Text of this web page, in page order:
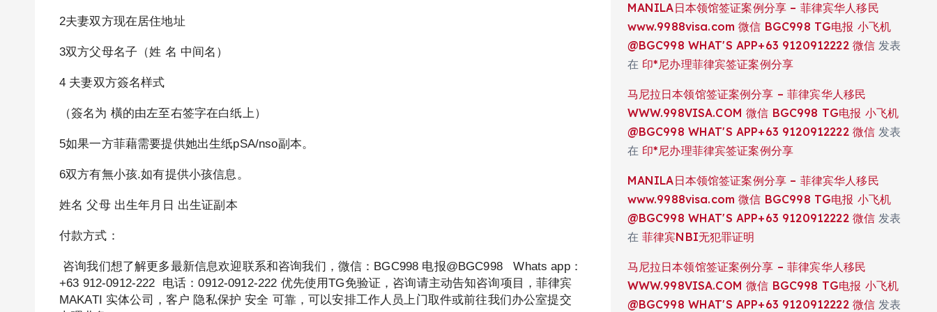
2夫妻双方现在居住地址
3双方父母名子（姓 名 中间名）
4 夫妻双方簽名样式
（簽名为 橫的由左至右签字在白纸上）
5如果一方菲藉需要提供她出生纸pSA/nso副本。
6双方有無小孩.如有提供小孩信息。
姓名 父母 出生年月日 出生证副本
付款方式：
咨询我们想了解更多最新信息欢迎联系和咨询我们，微信：BGC998 电报@BGC998 Whats app：
+63 912-0912-222 电话：0912-0912-222 优先使用TG免验证，咨询请主动告知咨询项目，菲律宾
MAKATI 实体公司，客户 隐私保护 安全 可靠，可以安排工作人员上门取件或前往我们办公室提交
MANILA日本领馆签证案例分享 – 菲律宾华人移民
www.9988visa.com 微信 BGC998 TG电报 小飞机
@BGC998 WHAT'S APP+63 9120912222 微信 发表
在 印*尼办理菲律宾签证案例分享
马尼拉日本领馆签证案例分享 – 菲律宾华人移民
WWW.998VISA.COM 微信 BGC998 TG电报 小飞机
@BGC998 WHAT'S APP+63 9120912222 微信 发表
在 印*尼办理菲律宾签证案例分享
MANILA日本领馆签证案例分享 – 菲律宾华人移民
www.9988visa.com 微信 BGC998 TG电报 小飞机
@BGC998 WHAT'S APP+63 9120912222 微信 发表
在 菲律宾NBI无犯罪证明
马尼拉日本领馆签证案例分享 – 菲律宾华人移民
WWW.998VISA.COM 微信 BGC998 TG电报 小飞机
@BGC998 WHAT'S APP+63 9120912222 微信 发表